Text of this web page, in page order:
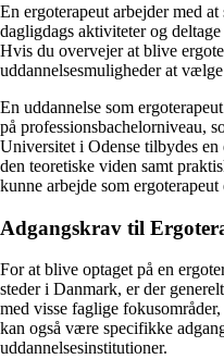
En ergoterapeut arbejder med
dagligdags aktiviteter og
Hvis du overvejer at blive
uddannelsesmuligheder at
En uddannelse som
på professionsbachelorniveau,
Universitet i Odense tilbydes
den teoretiske viden samt
kunne arbejde som
Adgangskrav til
For at blive optaget på en
steder i Danmark, er der
med visse faglige
kan også være specifikke
uddannelsesinstitutioner.